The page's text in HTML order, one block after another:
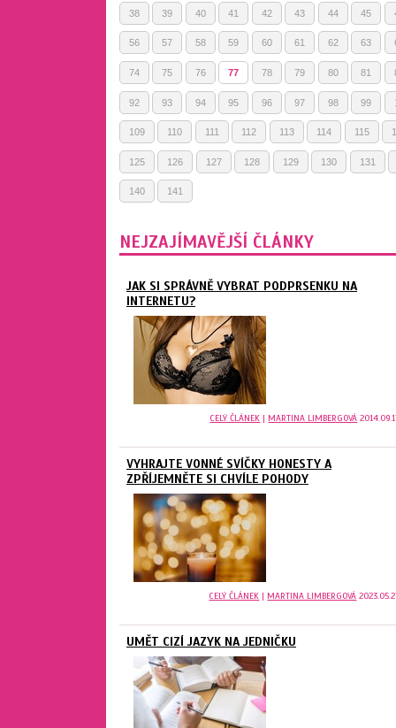
38 39 40 41 42 43 44 45
56 57 58 59 60 61 62 63
74 75 76 77 78 79 80 81
92 93 94 95 96 97 98 99
109 110 111 112 113 114 115
125 126 127 128 129 130 131
140 141
NEJZAJÍMAVĚJŠÍ ČLÁNKY
JAK SI SPRÁVNĚ VYBRAT PODPRSENKU NA
INTERNETU?
CELÝ ČLÁNEK | MARTINA LIMBERGOVÁ
VYHRAJTE VONNÉ SVÍČKY HONESTY A
ZPŘÍJEMNĚTE SI CHVÍLE POHODY
CELÝ ČLÁNEK | MARTINA LIMBERGOVÁ
UMĚT CIZÍ JAZYK NA JEDNIČKU